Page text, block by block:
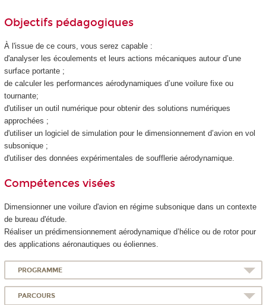
Objectifs pédagogiques
À l'issue de ce cours, vous serez capable :
d'analyser les écoulements et leurs actions mécaniques autour d’une
surface portante ;
de calculer les performances aérodynamiques d’une voilure fixe ou
tournante;
d'utiliser un outil numérique pour obtenir des solutions numériques
approchées ;
d'utiliser un logiciel de simulation pour le dimensionnement d’avion en vol
subsonique ;
d'utiliser des données expérimentales de soufflerie aérodynamique.
Compétences visées
Dimensionner une voilure d'avion en régime subsonique dans un contexte
de bureau d'étude.
Réaliser un prédimensionnement aérodynamique d’hélice ou de rotor pour
des applications aéronautiques ou éoliennes.
PROGRAMME
PARCOURS